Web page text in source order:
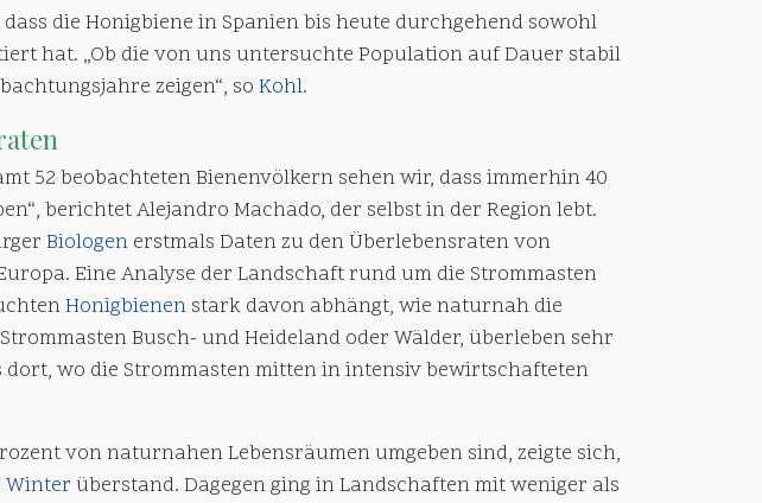
die Honigbiene in Spanien bis heute durchgehend sowohl
hat. „Ob die von uns untersuchte Population auf Dauer stabil
zeigen“, so Kohl.
52 beobachteten Bienenvölkern sehen wir, dass immerhin 40
berichtet Alejandro Machado, der selbst in der Region lebt.
Biologen erstmals Daten zu den Überlebensraten von
Eine Analyse der Landschaft rund um die Strommasten
Honigbienen stark davon abhängt, wie naturnah die
Busch- und Heideland oder Wälder, überleben sehr
wo die Strommasten mitten in intensiv bewirtschafteten
von naturnahen Lebensräumen umgeben sind, zeigte sich,
Winter überstand. Dagegen ging in Landschaften mit weniger als